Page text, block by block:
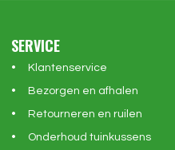
SERVICE
Klantenservice
Bezorgen en afhalen
Retourneren en ruilen
Onderhoud tuinkussens